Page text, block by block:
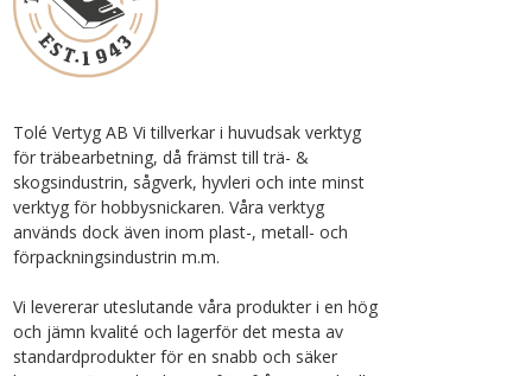
Tolé Vertyg AB Vi tillverkar i huvudsak verktyg
för träbearbetning, då främst till trä- &
skogsindustrin, sågverk, hyvleri och inte minst
verktyg för hobbysnickaren. Våra verktyg
används dock även inom plast-, metall- och
förpackningsindustrin m.m.
Vi levererar uteslutande våra produkter i en hög
och jämn kvalité och lagerför det mesta av
standardprodukter för en snabb och säker